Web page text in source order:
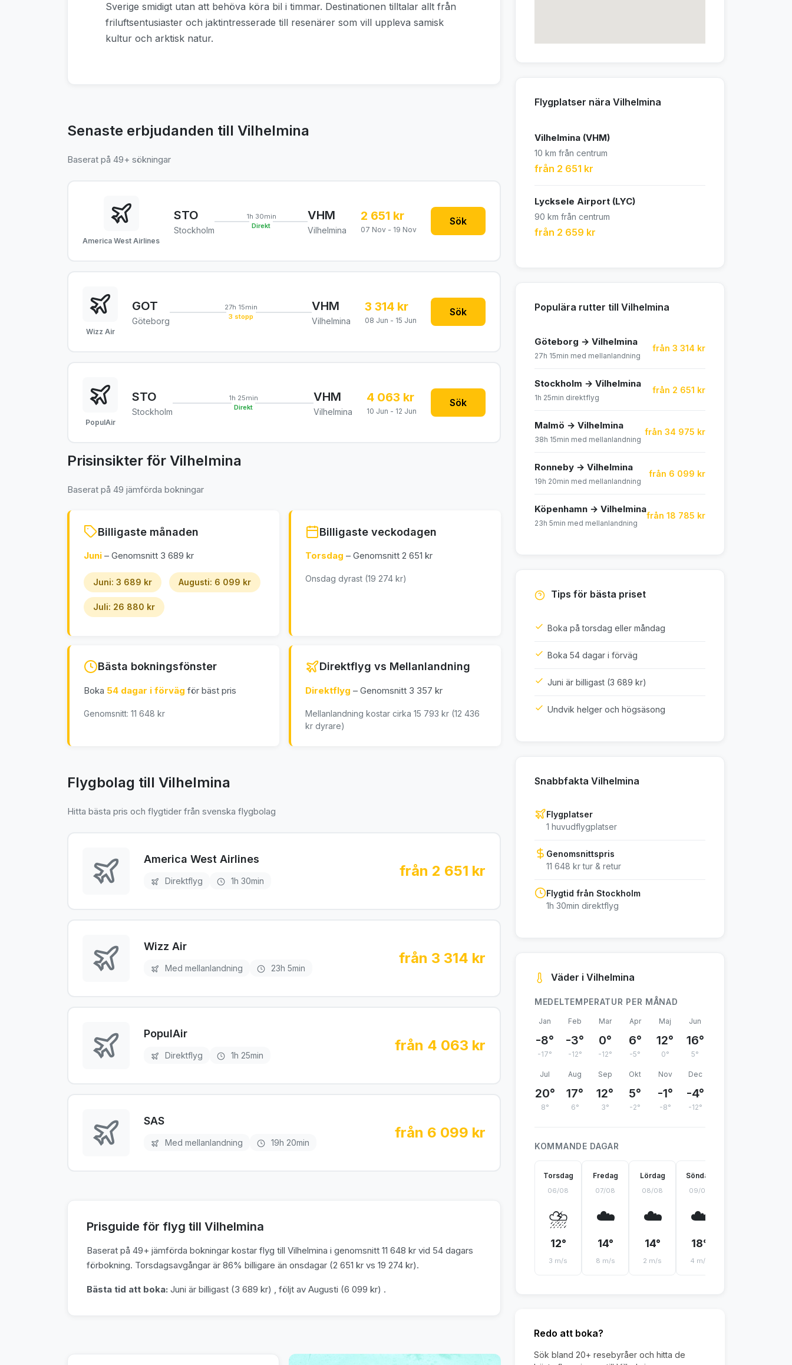
Sverige smidigt utan att behöva köra bil i timmar. Destinationen tilltalar allt från
friluftsentusiaster och jaktintresserade till resenärer som vill uppleva samisk
kultur och arktisk natur.
Senaste erbjudanden till Vilhelmina
Baserat på 49+ sökningar
America West Airlines
STO
Stockholm
1h 30min
Direkt
VHM
Vilhelmina
2 651 kr
07 Nov - 19 Nov
Sök
Wizz Air
GOT
Göteborg
27h 15min
3 stopp
VHM
Vilhelmina
3 314 kr
08 Jun - 15 Jun
Sök
PopulAir
STO
Stockholm
1h 25min
Direkt
VHM
Vilhelmina
4 063 kr
10 Jun - 12 Jun
Sök
Prisinsikter för Vilhelmina
Baserat på 49 jämförda bokningar
Billigaste månaden
Juni – Genomsnitt 3 689 kr
Juni: 3 689 kr Augusti: 6 099 kr
Juli: 26 880 kr
Billigaste veckodagen
Torsdag – Genomsnitt 2 651 kr
Onsdag dyrast (19 274 kr)
Bästa bokningsfönster
Boka 54 dagar i förväg för bäst pris
Genomsnitt: 11 648 kr
Direktflyg vs Mellanlandning
Direktflyg – Genomsnitt 3 357 kr
Mellanlandning kostar cirka 15 793 kr (12 436
kr dyrare)
Flygbolag till Vilhelmina
Hitta bästa pris och flygtider från svenska flygbolag
America West Airlines
Direktflyg 1h 30min
från 2 651 kr
Wizz Air
Med mellanlandning 23h 5min
från 3 314 kr
PopulAir
Direktflyg 1h 25min
från 4 063 kr
SAS
Med mellanlandning 19h 20min
från 6 099 kr
Prisguide för flyg till Vilhelmina
Baserat på 49+ jämförda bokningar kostar flyg till Vilhelmina i genomsnitt 11 648 kr vid 54 dagars
förbokning. Torsdagsavgångar är 86% billigare än onsdagar (2 651 kr vs 19 274 kr).
Bästa tid att boka: Juni är billigast (3 689 kr) , följt av Augusti (6 099 kr) .
Flygplatser nära Vilhelmina
Vilhelmina (VHM)
10 km från centrum
från 2 651 kr
Lycksele Airport (LYC)
90 km från centrum
från 2 659 kr
Populära rutter till Vilhelmina
Göteborg → Vilhelmina
27h 15min med mellanlandning
från 3 314 kr
Stockholm → Vilhelmina
1h 25min direktflyg
från 2 651 kr
Malmö → Vilhelmina
38h 15min med mellanlandning
från 34 975 kr
Ronneby → Vilhelmina
19h 20min med mellanlandning
från 6 099 kr
Köpenhamn → Vilhelmina
23h 5min med mellanlandning
från 18 785 kr
Tips för bästa priset
Boka på torsdag eller måndag
Boka 54 dagar i förväg
Juni är billigast (3 689 kr)
Undvik helger och högsäsong
Snabbfakta Vilhelmina
Flygplatser
1 huvudflygplatser
Genomsnittspris
11 648 kr tur & retur
Flygtid från Stockholm
1h 30min direktflyg
Väder i Vilhelmina
MEDELTEMPERATUR PER MÅNAD
Jan
-8°
-17°
Feb
-3°
-12°
Mar
0°
-12°
Apr
6°
-5°
Maj
12°
0°
Jun
16°
5°
Jul
20°
8°
Aug
17°
6°
Sep
12°
3°
Okt
5°
-2°
Nov
-1°
-8°
Dec
-4°
-12°
KOMMANDE DAGAR
Torsdag
06/08
⛈️
12°
3 m/s
Fredag
07/08
☁️
14°
8 m/s
Lördag
08/08
☁️
14°
2 m/s
Söndag
09/08
☁️
18°
4 m/s
Redo att boka?
Sök bland 20+ resebyråer och hitta de